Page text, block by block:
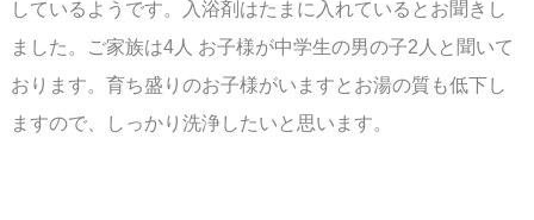
しているようです。入浴剤はたまに入れているとお聞きし
ました。
ご家族は4人 お子様が中学生の男の子2人と聞いて
おります。育ち盛りのお子様がいますと お湯の質も低下し
ますので、しっかり洗浄したいと思います。